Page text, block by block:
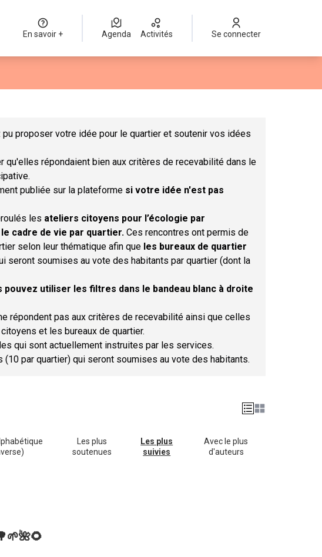
En savoir + Agenda Activités Se connecter
pu proposer votre idée pour le quartier et soutenir vos idées
répondaient bien aux critères de recevabilité dans le
publiée sur la plateforme si votre idée n'est pas
les ateliers citoyens pour l’écologie par
cadre de vie par quartier. Ces rencontres ont permis de
selon leur thématique afin que les bureaux de quartier
soumises au vote des habitants par quartier (dont la
utiliser les filtres dans le bandeau blanc à droite
répondent pas aux critères de recevabilité ainsi que celles
et les bureaux de quartier.
qui sont actuellement instruites par les services.
par quartier) qui seront soumises au vote des habitants.
Les plus
soutenues
Les plus
suivies
Avec le plus
d'auteurs